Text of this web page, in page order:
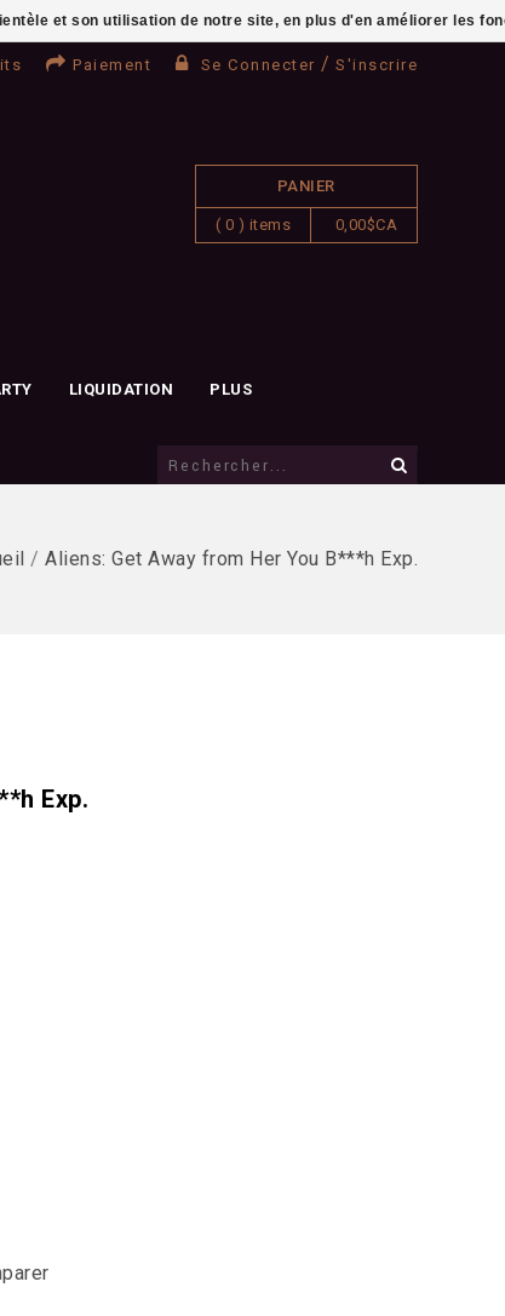
Paiement Se Connecter / S'inscrire
PANIER
( 0 ) items 0,00$CA
LIQUIDATION PLUS
/ Aliens: Get Away from Her You B***h Exp.
Exp.
et son utilisation de notre site, en plus d'en améliorer les